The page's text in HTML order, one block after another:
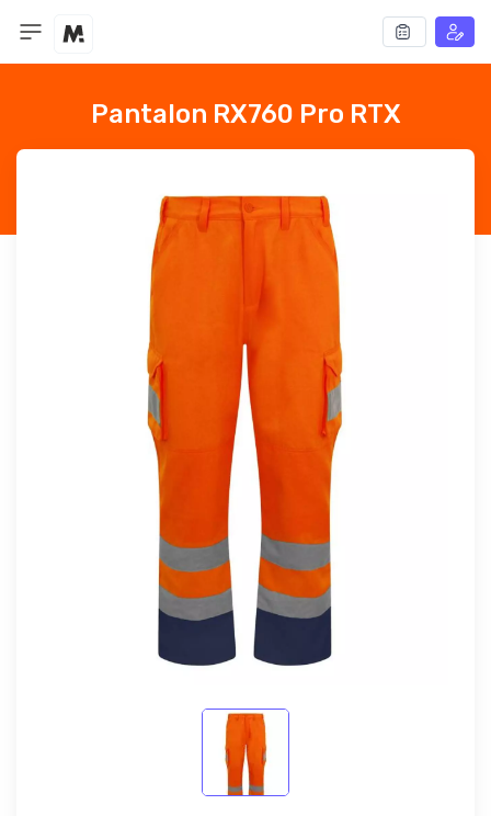
Pantalon RX760 Pro RTX